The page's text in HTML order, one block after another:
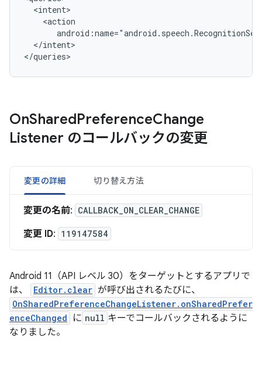
</intent>
</queries>
OnSharedPreferenceChange
Listener のコールバックの変更
変更の詳細 切り替え方法
変更の名前: CALLBACK_ON_CLEAR_CHANGE
変更 ID: 119147584
Android 11（API レベル 30）をターゲットとするアプリで
は、
Editor.clear が呼び出されるたびに、
OnSharedPreferenceChangeListener.onSharedPrefer
enceChanged
に null キーでコールバックされるように
なりました。